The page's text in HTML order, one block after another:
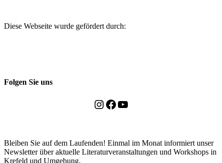
Diese Webseite wurde gefördert durch:
Folgen Sie uns
Instagram
Facebook
YouTube
Bleiben Sie auf dem Laufenden! Einmal im Monat informiert unser
Newsletter über aktuelle Literaturveranstaltungen und Workshops in
Krefeld und Umgebung.